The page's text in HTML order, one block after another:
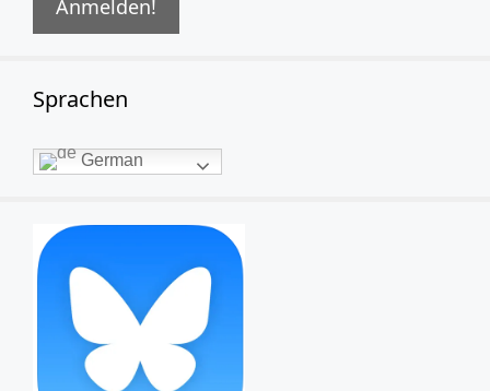
Sprachen
German